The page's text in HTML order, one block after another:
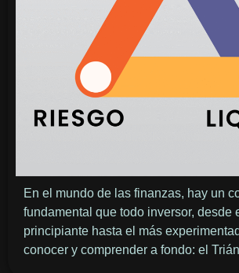
En el mundo de las finanzas, hay un
fundamental que todo inversor, desde
principiante hasta el más
conocer y comprender a fondo: el